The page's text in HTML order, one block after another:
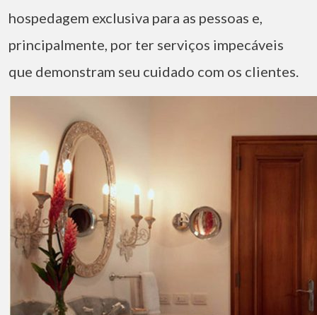
hospedagem exclusiva para as pessoas e,
principalmente, por ter serviços impecáveis
que demonstram seu cuidado com os clientes.